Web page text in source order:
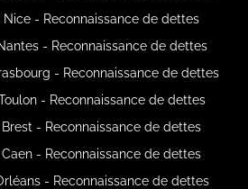
Nice - Reconnaissance de dettes
- Reconnaissance de dettes
- Reconnaissance de dettes
- Reconnaissance de dettes
- Reconnaissance de dettes
- Reconnaissance de dettes
- Reconnaissance de dettes